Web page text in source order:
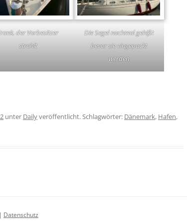
der Vorbesitzer
strahlt
Die Segel nochmal gehißt
bevor sie eingepackt
werden
unter Dailyveröffentlicht. Schlagwörter: Dänemark, Hafen,
| Datenschutz